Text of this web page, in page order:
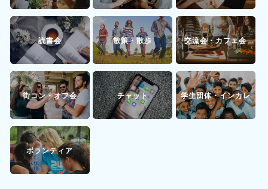
読書会 散策・散歩 交流会・カフェ会
街コン・オフ会 チャット 学生団体・インカレ
ボランティア